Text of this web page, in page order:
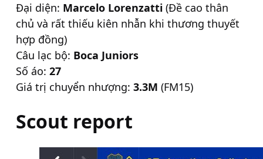
Đại diện: Marcelo Lorenzatti(Đề cao thân
chủ và rất thiếu kiên nhẫn khi thương thuyết
hợp đồng)
Câu lạc bộ: Boca Juniors
Số áo: 27
Giá trị chuyển nhượng: 3.3M (FM15)
Scout report